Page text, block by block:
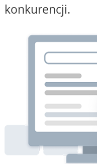
konkurencji.